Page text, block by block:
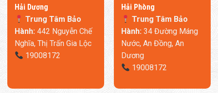
​Hải Dương
Trung Tâm Bảo
Hành:442 Nguyễn Chế
Nghĩa, Thị Trấn Gia Lộc
19008172
​Hải Phòng
Trung Tâm Bảo
Hành:34 Đường Máng
Nước, An Đồng, An
Dương
19008172